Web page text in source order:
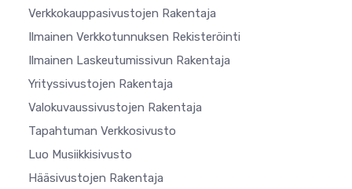
Verkkokauppasivustojen Rakentaja
Ilmainen Verkkotunnuksen Rekisteröinti
Ilmainen Laskeutumissivun Rakentaja
Yrityssivustojen Rakentaja
Valokuvaussivustojen Rakentaja
Tapahtuman Verkkosivusto
Luo Musiikkisivusto
Hääsivustojen Rakentaja